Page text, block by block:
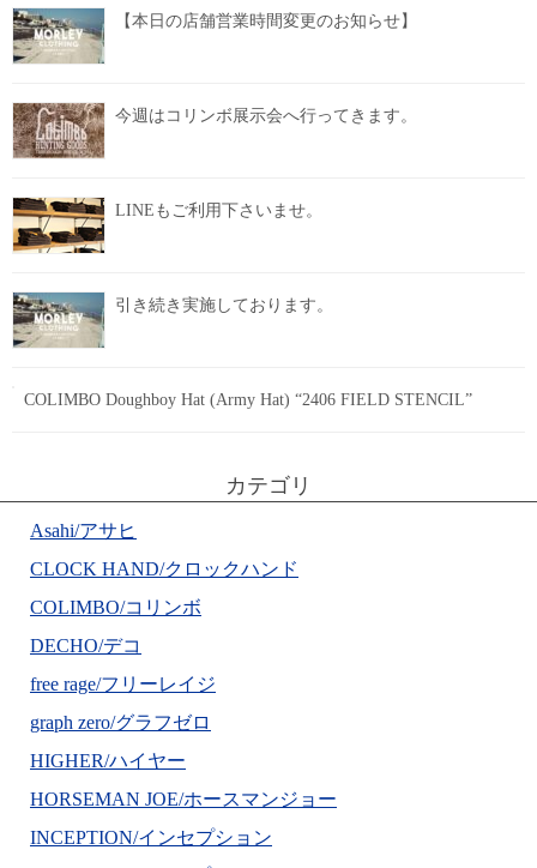
【本日の店舗営業時間変更のお知らせ】
今週はコリンボ展示会へ行ってきます。
LINEもご利用下さいませ。
引き続き実施しております。
COLIMBO Doughboy Hat (Army Hat) “2406 FIELD STENCIL”
カテゴリ
Asahi/アサヒ
CLOCK HAND/クロックハンド
COLIMBO/コリンボ
DECHO/デコ
free rage/フリーレイジ
graph zero/グラフゼロ
HIGHER/ハイヤー
HORSEMAN JOE/ホースマンジョー
INCEPTION/インセプション